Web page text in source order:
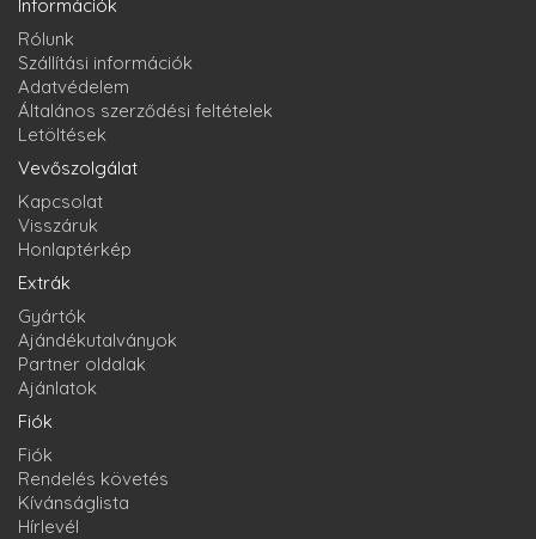
Információk
Rólunk
Szállítási információk
Adatvédelem
Általános szerződési feltételek
Letöltések
Vevőszolgálat
Kapcsolat
Visszáruk
Honlaptérkép
Extrák
Gyártók
Ajándékutalványok
Partner oldalak
Ajánlatok
Fiók
Fiók
Rendelés követés
Kívánságlista
Hírlevél